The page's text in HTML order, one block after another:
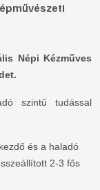
Népi Kézműves
szintű tudással
és a haladó
2-3 fős